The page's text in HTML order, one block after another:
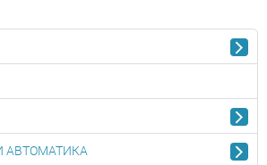
АВТОМАТИКА